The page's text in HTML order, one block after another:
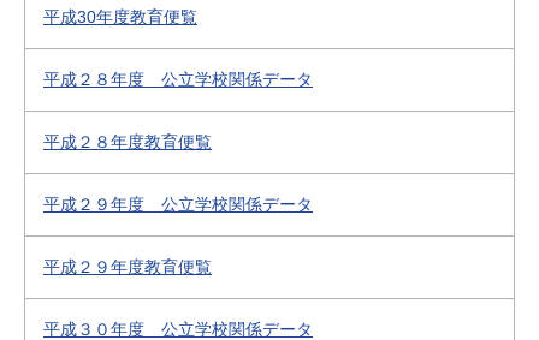
平成30年度教育便覧
平成２８年度 公立学校関係データ
平成２８年度教育便覧
平成２９年度 公立学校関係データ
平成２９年度教育便覧
平成３０年度 公立学校関係データ